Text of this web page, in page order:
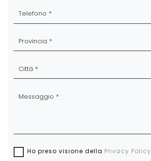
Ho preso visione della Privacy Policy